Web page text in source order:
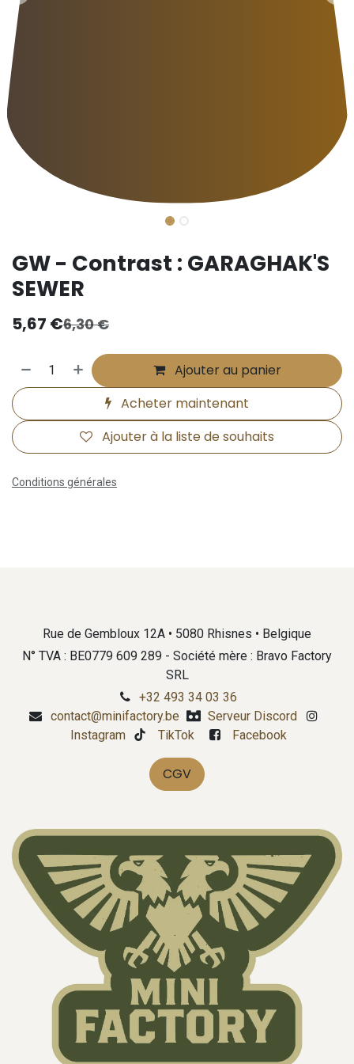
GW - Contrast : GARAGHAK'S
SEWER
5,67 €6,30€
Ajouter au panier
Acheter maintenant
Ajouter à la liste de souhaits
Conditions générales
Rue de Gembloux 12A • 5080 Rhisnes • Belgique
N° TVA : BE0779 609 289 - Société mère : Bravo Factory
SRL
+32 493 34 03 36
contact@minifactory.be
Serveur Discord
Instagram
TikTok Facebook
CGV